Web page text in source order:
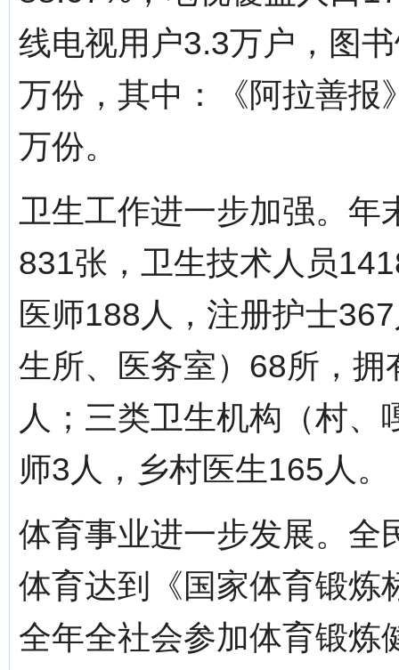
线电视用户3.3万户，图
万份，其中：《阿拉善报
万份。
卫生工作进一步加强。年
831张，卫生技术人员
医师188人，注册护士
生所、医务室）68所，
人；三类卫生机构（村
师3人，乡村医生165人。
体育事业进一步发展。全
体育达到《国家体育锻炼
全年全社会参加体育锻炼